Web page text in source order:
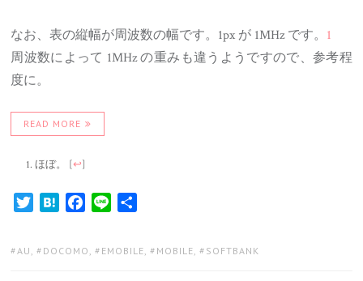
なお、表の縦幅が周波数の幅です。1px が 1MHz です。 1
周波数によって 1MHz の重みも違うようですので、参考程
度に。
READ MORE
ほぼ。 [↩]
TwitterHatenaFacebook
Line
TAGS:
AU , DOCOMO , EMOBILE, MOBILE, SOFTBANK